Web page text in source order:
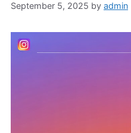
September 5, 2025 by admin